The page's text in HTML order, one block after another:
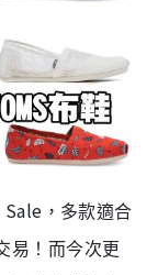
，多款適合
易！而今次更